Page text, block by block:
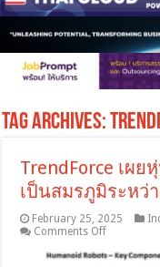
Tag Archives:
TrendForce เผ
เป็นสมรภูมิระหว่
February 25, 2025
Comments Offon
เผย